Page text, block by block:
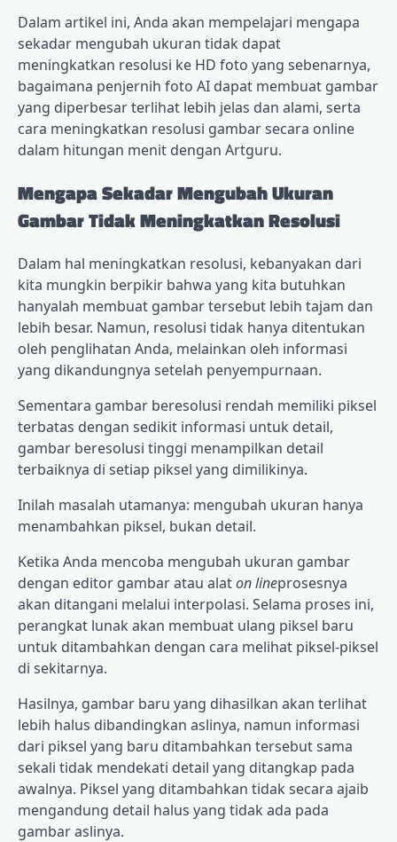
Dalam artikel ini, Anda akan mempelajari mengapa
sekadar mengubah ukuran tidak dapat
meningkatkan resolusi ke HD foto yang sebenarnya,
bagaimana penjernih foto AI dapat membuat gambar
yang diperbesar terlihat lebih jelas dan alami, serta
cara meningkatkan resolusi gambar secara online
dalam hitungan menit dengan Artguru.
Mengapa Sekadar Mengubah Ukuran
Gambar Tidak Meningkatkan Resolusi
Dalam hal meningkatkan resolusi, kebanyakan dari
kita mungkin berpikir bahwa yang kita butuhkan
hanyalah membuat gambar tersebut lebih tajam dan
lebih besar. Namun, resolusi tidak hanya ditentukan
oleh penglihatan Anda, melainkan oleh informasi
yang dikandungnya setelah penyempurnaan.
Sementara gambar beresolusi rendah memiliki piksel
terbatas dengan sedikit informasi untuk detail,
gambar beresolusi tinggi menampilkan detail
terbaiknya di setiap piksel yang dimilikinya.
Inilah masalah utamanya: mengubah ukuran hanya
menambahkan piksel, bukan detail.
Ketika Anda mencoba mengubah ukuran gambar
dengan editor gambar atau alaton lineprosesnya
akan ditangani melalui interpolasi. Selama proses ini,
perangkat lunak akan membuat ulang piksel baru
untuk ditambahkan dengan cara melihat piksel-piksel
di sekitarnya.
Hasilnya, gambar baru yang dihasilkan akan terlihat
lebih halus dibandingkan aslinya, namun informasi
dari piksel yang baru ditambahkan tersebut sama
sekali tidak mendekati detail yang ditangkap pada
awalnya. Piksel yang ditambahkan tidak secara ajaib
mengandung detail halus yang tidak ada pada
gambar aslinya.